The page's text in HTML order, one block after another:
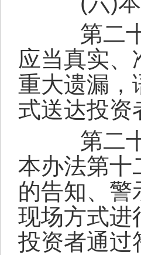
第二十
应当真实、
重大遗漏，
式送达投资
第二十
本办法第十
的告知、警
现场方式进
投资者通过